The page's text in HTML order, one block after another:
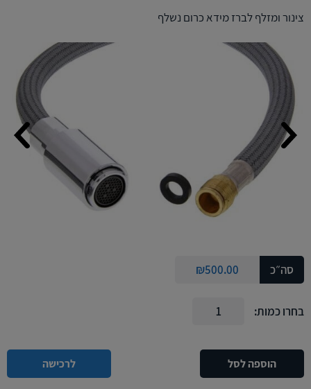
סה״כ ₪500.00
בחרו כמות:
הוספה לסל לרכישה
צינור ומזלף לברז מידא כרום נשלף